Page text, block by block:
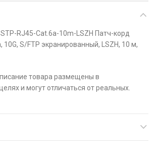
RJ45-Cat.6a-10m-LSZH Патч-корд
10G, S/FTP экранированный, LSZH, 10 м,
товара размещены в
и могут отличаться от реальных.